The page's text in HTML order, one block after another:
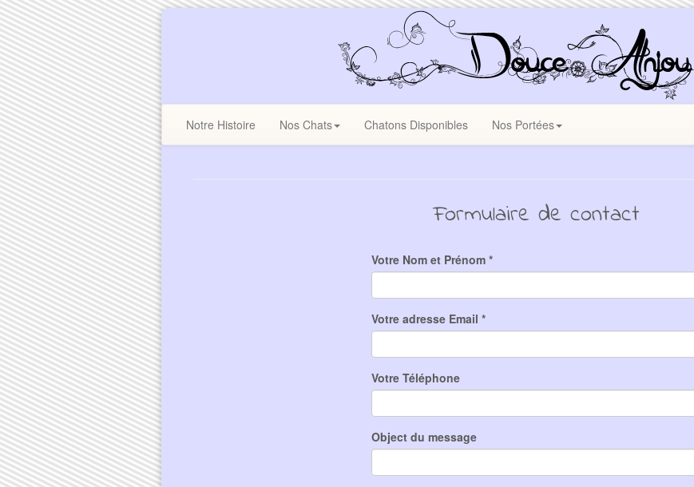
Notre Histoire Nos Chats Chatons Disponibles Nos Portées
Formulaire de contact
Votre Nom et Prénom *
Votre adresse Email *
Votre Téléphone
Object du message